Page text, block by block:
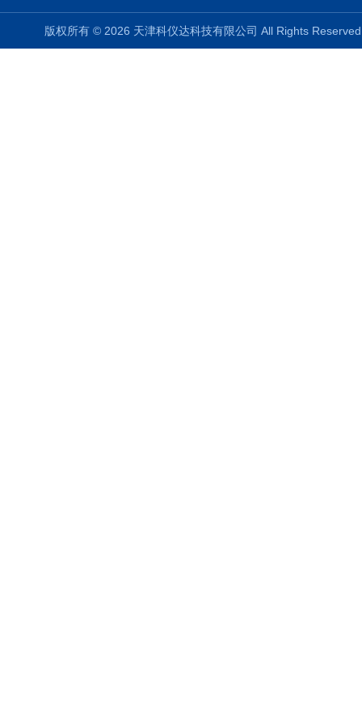
版权所有 © 2026 天津科仪达科技有限公司 All Rights